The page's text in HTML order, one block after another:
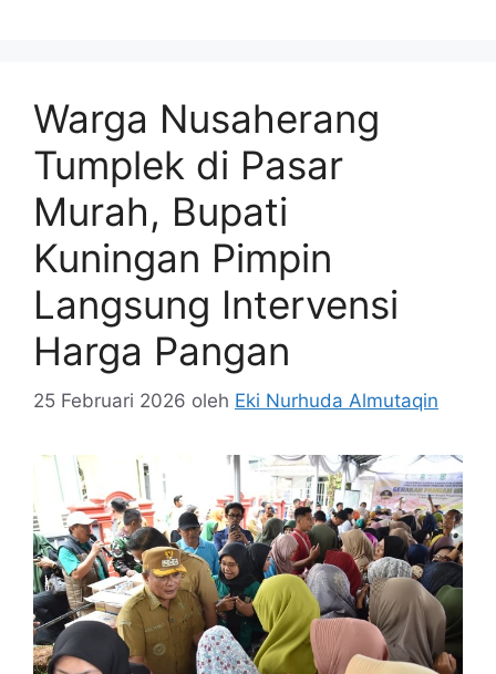
Warga Nusaherang
Tumplek di Pasar
Murah, Bupati
Kuningan Pimpin
Langsung Intervensi
Harga Pangan
25 Februari 2026 oleh Eki Nurhuda Almutaqin